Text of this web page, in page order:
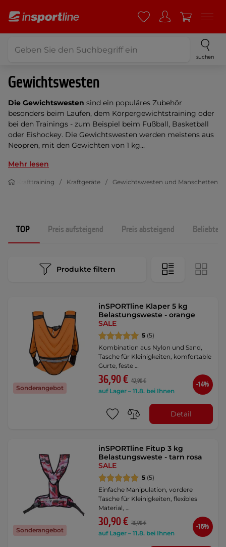
suchen
Gewichtswesten
Die Gewichtswesten sind ein populäres Zubehör
besonders beim Laufen, dem Körpergewichtstraining oder
bei den Trainings - zum Beispiel beim Fußball, Basketball
oder Eishockey. Die Gewichtswesten werden meistens aus
Neopren, mit den Gewichten von 1 kg...
Mehr lesen
Krafttraining Kraftgeräte Gewichtswesten und Manschetten
TOP Preis aufsteigend Preis absteigend
Produkte filtern
Sonderangebot
inSPORTline Klaper 5 kg
Belastungsweste - orange
SALE
5 (5)
Kombination aus Nylon und Sand,
Tasche für Kleinigkeiten, komfortable
Gurte, feste …
36,90 € 42,90 €
auf Lager – 11.8. bei Ihnen
-14%
Detail
Sonderangebot
inSPORTline Fitup 3 kg
Belastungsweste - tarn rosa
SALE
5 (5)
Einfache Manipulation, vordere
Tasche für Kleinigkeiten, flexibles
Material, …
30,90 € 36,90 €
auf Lager – 11.8. bei Ihnen
-16%